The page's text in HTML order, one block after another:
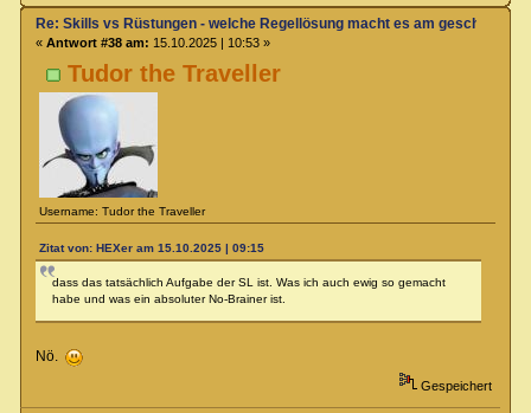
Tudor the Traveller
Username: Tudor the Traveller
Re: Skills vs Rüstungen - welche Regellösung macht es am
« Antwort #38 am: 15.10.2025 | 10:53 »
Zitat von: HEXer am 15.10.2025 | 09:15
dass das tatsächlich Aufgabe der SL ist. Was ich auch ewig so gemacht
habe und was ein absoluter No-Brainer ist.
Nö.
Gespeichert